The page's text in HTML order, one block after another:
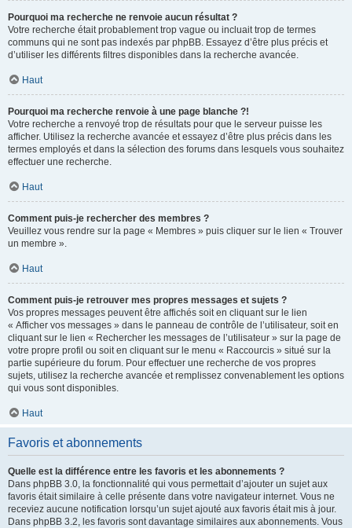
Pourquoi ma recherche ne renvoie aucun résultat ?
Votre recherche était probablement trop vague ou incluait trop de termes
communs qui ne sont pas indexés par phpBB. Essayez d’être plus précis et
d’utiliser les différents filtres disponibles dans la recherche avancée.
Haut
Pourquoi ma recherche renvoie à une page blanche ?!
Votre recherche a renvoyé trop de résultats pour que le serveur puisse les
afficher. Utilisez la recherche avancée et essayez d’être plus précis dans les
termes employés et dans la sélection des forums dans lesquels vous souhaitez
effectuer une recherche.
Haut
Comment puis-je rechercher des membres ?
Veuillez vous rendre sur la page « Membres » puis cliquer sur le lien « Trouver
un membre ».
Haut
Comment puis-je retrouver mes propres messages et sujets ?
Vos propres messages peuvent être affichés soit en cliquant sur le lien
« Afficher vos messages » dans le panneau de contrôle de l’utilisateur, soit en
cliquant sur le lien « Rechercher les messages de l’utilisateur » sur la page de
votre propre profil ou soit en cliquant sur le menu « Raccourcis » situé sur la
partie supérieure du forum. Pour effectuer une recherche de vos propres
sujets, utilisez la recherche avancée et remplissez convenablement les options
qui vous sont disponibles.
Haut
Favoris et abonnements
Quelle est la différence entre les favoris et les abonnements ?
Dans phpBB 3.0, la fonctionnalité qui vous permettait d’ajouter un sujet aux
favoris était similaire à celle présente dans votre navigateur internet. Vous ne
receviez aucune notification lorsqu’un sujet ajouté aux favoris était mis à jour.
Dans phpBB 3.2, les favoris sont davantage similaires aux abonnements. Vous